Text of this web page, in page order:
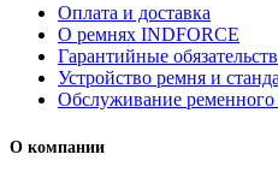
Оплата и доставка
О ремнях INDFORCE
Гарантийные
Устройство ремня и
Обслуживание ременного
О компании